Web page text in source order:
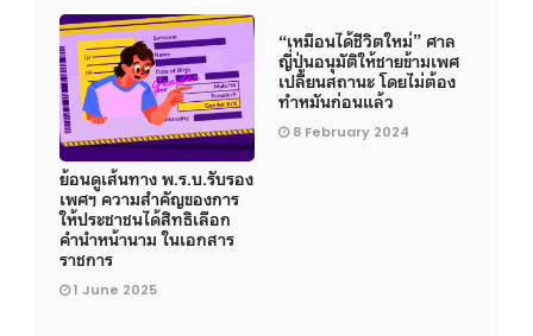
ย้อนดูเส้นทาง พ.ร.บ.รับรอง
เพศฯ ความสำคัญของการ
ให้ประชาชนได้สิทธิเลือก
คำนำหน้านาม ในเอกสาร
ราชการ
1 June 2025
“เหมือนได้ชีวิตใหม่” ศาล
ญี่ปุ่นอนุมัติให้ชายข้ามเพศ
เปลี่ยนสถานะ โดยไม่ต้อง
ทำหมันก่อนแล้ว
8 February 2024